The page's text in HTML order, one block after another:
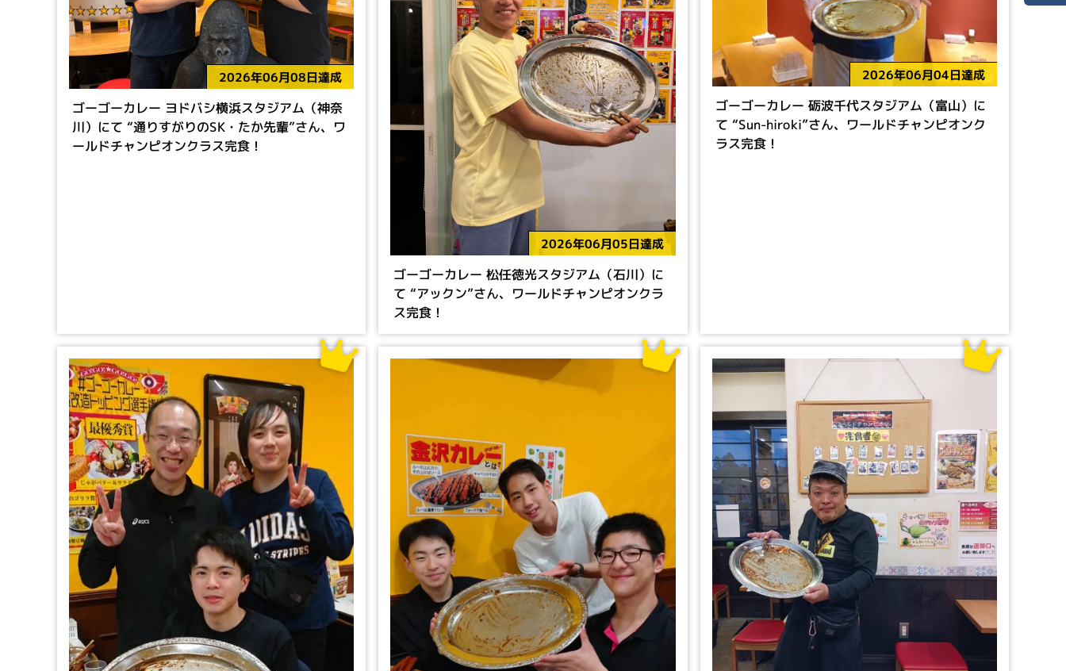
2026年06月08日達成
ゴーゴーカレー ヨドバシ横浜スタジアム（神奈
川）にて “通りすがりのSK・たか先輩”さん、ワ
ールドチャンピオンクラス完食！
2026年06月05日達成
ゴーゴーカレー 松任徳光スタジアム（石川）に
て “アックン”さん、ワールドチャンピオンクラ
ス完食！
2026年06月04日達成
ゴーゴーカレー 砺波千代スタジアム（富山）に
て “Sun-hiroki”さん、ワールドチャンピオンク
ラス完食！